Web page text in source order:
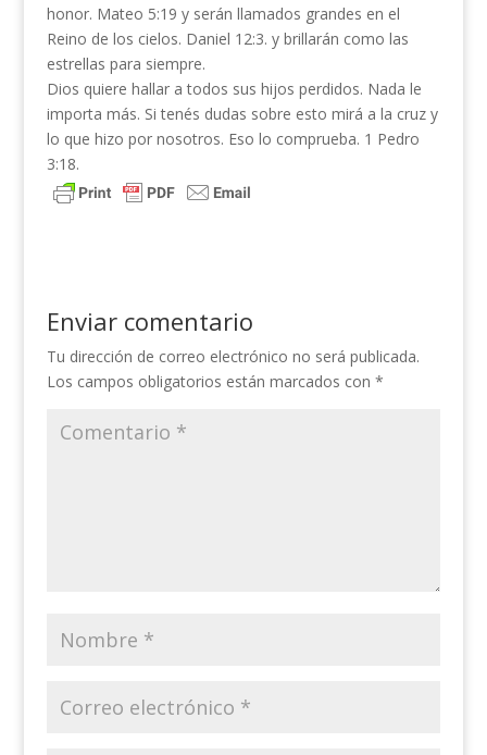
honor. Mateo 5:19 y serán llamados grandes en el
Reino de los cielos. Daniel 12:3. y brillarán como las
estrellas para siempre.
Dios quiere hallar a todos sus hijos perdidos. Nada le
importa más. Si tenés dudas sobre esto mirá a la cruz y
lo que hizo por nosotros. Eso lo comprueba. 1 Pedro
3:18.
Enviar comentario
Tu dirección de correo electrónico no será publicada.
Los campos obligatorios están marcados con *